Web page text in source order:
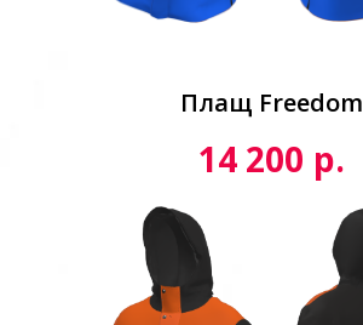
Плащ Freedom
14 200 р.